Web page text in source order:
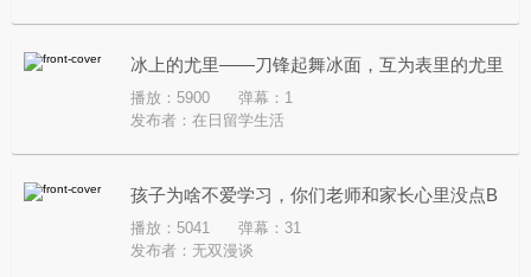
冰上的尤里——刀锋起舞冰面，互为表里的尤里
播放：5900
弹幕：1
发布者： 在日留学生活
孩子为啥不爱学习，你们老师和家长心里没点B
数？三观不正的解说《暗杀教室》
播放：5041
弹幕：31
发布者： 无双漫谈